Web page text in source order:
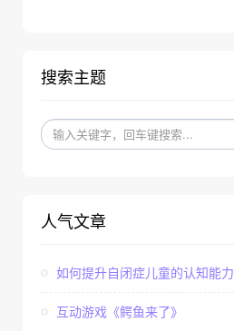
搜索主题
人气文章
如何提升自闭症儿童的认知能力
互动游戏《鳄鱼来了》